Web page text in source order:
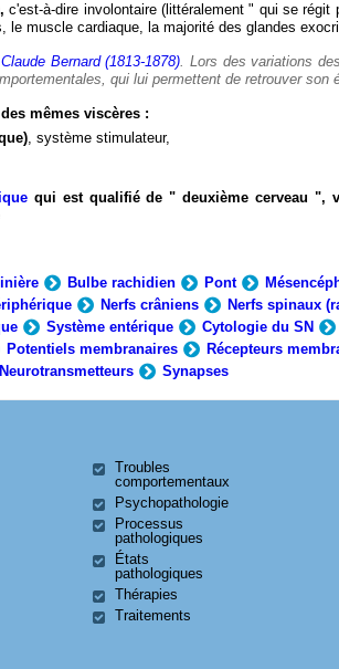
c'est-à-dire involontaire (littéralement " qui se
muscle cardiaque, la majorité des glandes
Claude Bernard (1813-1878). Lors des variations
qui lui permettent de retrouver son
mêmes viscères :
, système stimulateur,
qui est qualifié de " deuxième cerveau ",
Bulbe rachidien Pont
Nerfs crâniens Nerfs spinaux
Système entérique Cytologie du SN
Potentiels membranaires Récepteurs
Neurotransmetteurs Synapses
Troubles
comportementaux
Psychopathologie
Processus
pathologiques
États
pathologiques
Thérapies
Traitements